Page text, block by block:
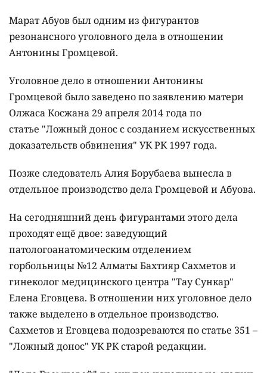
Марат Абуов был одним из фигурантов
резонансного уголовного дела в отношении
Антонины Громцевой.
Уголовное дело в отношении Антонины
Громцевой было заведено по заявлению матери
Олжаса Косжана 29 апреля 2014 года по
статье "Ложный донос с созданием искусственных
доказательств обвинения" УК РК 1997 года.
Позже следователь Алия Борубаева вынесла в
отдельное производство дела Громцевой и Абуова.
На сегодняшний день фигурантами этого дела
проходят ещё двое: заведующий
патологоанатомическим отделением
горбольницы №12 Алматы Бахтияр Сахметов и
гинеколог медицинского центра "Тау Сункар"
Елена Еговцева. В отношении них уголовное дело
также выделено в отдельное производство.
Сахметов и Еговцева подозреваются по статье 351 –
"Ложный донос" УК РК старой редакции.